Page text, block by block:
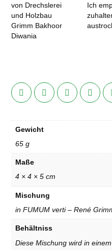
Ich
Gewicht
65 g
Maße
4 × 4 × 5 cm
Mischung
in FUMUM verti – René
Behältniss
Diese Mischung wird in